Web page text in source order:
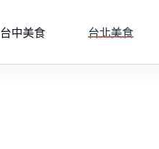
台中美食 台北美食